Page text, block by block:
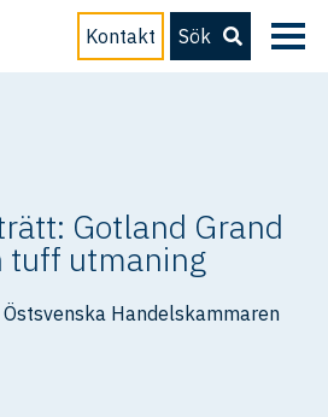
Kontakt Sök
Gotland Grand
tuff utmaning
Östsvenska Handelskammaren